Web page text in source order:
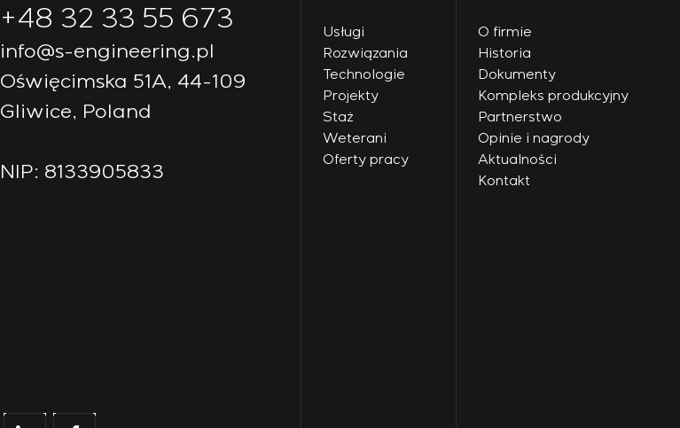
+48 32 33 55 673
info@s-engineering.pl
Oświęcimska 51A, 44-109
Gliwice, Poland
NIP: 8133905833
Usługi
Rozwiązania
Technologie
Projekty
Staż
Weterani
Oferty pracy
O firmie
Historia
Dokumenty
Kompleks produkcyjny
Partnerstwo
Opinie i nagrody
Aktualności
Kontakt